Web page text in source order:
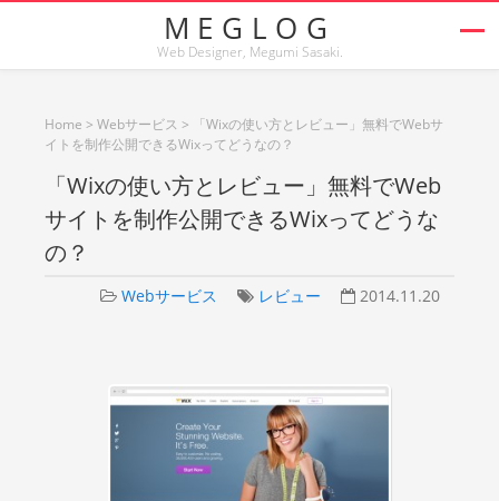
MEGLOG
Web Designer, Megumi Sasaki.
Home > Webサービス >
「Wixの使い方とレビュー」無料でWebサ
イトを制作公開できるWixってどうなの？
「Wixの使い方とレビュー」無料でWeb
サイトを制作公開できるWixってどうな
の？
Webサービス レビュー 2014.11.20